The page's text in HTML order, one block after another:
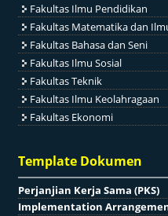
Fakultas Ilmu Pendidikan
Fakultas Matematika dan
Fakultas Bahasa dan Seni
Fakultas Ilmu Sosial
Fakultas Teknik
Fakultas Ilmu Keolahragaan
Fakultas Ekonomi
Template Dokumen
Perjanjian Kerja Sama (PKS)
Implementation